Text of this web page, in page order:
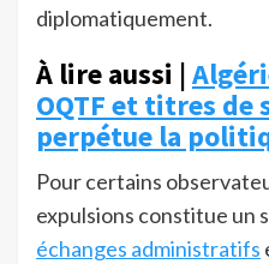
diplomatiquement.
À lire aussi |
OQTF et titres de
perpétue la
Pour certains
expulsions constitue un
échanges administratifs